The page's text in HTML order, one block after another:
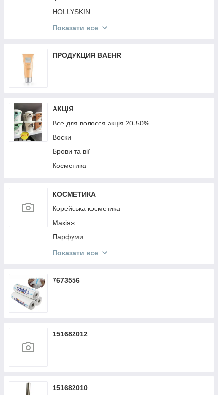
HOLLYSKIN
Mr.SCRUBBER
Victoria's Secret
Top Beauty
Показати все
ПРОДУКЦИЯ BAEHR
АКЦІЯ
Все для волосся акція 20-50%
Воски
Брови та вії
Косметика
КОСМЕТИКА
Корейська косметика
Макіяж
Парфуми
Кисти Make Up
Показати все
7673556
151682012
151682010